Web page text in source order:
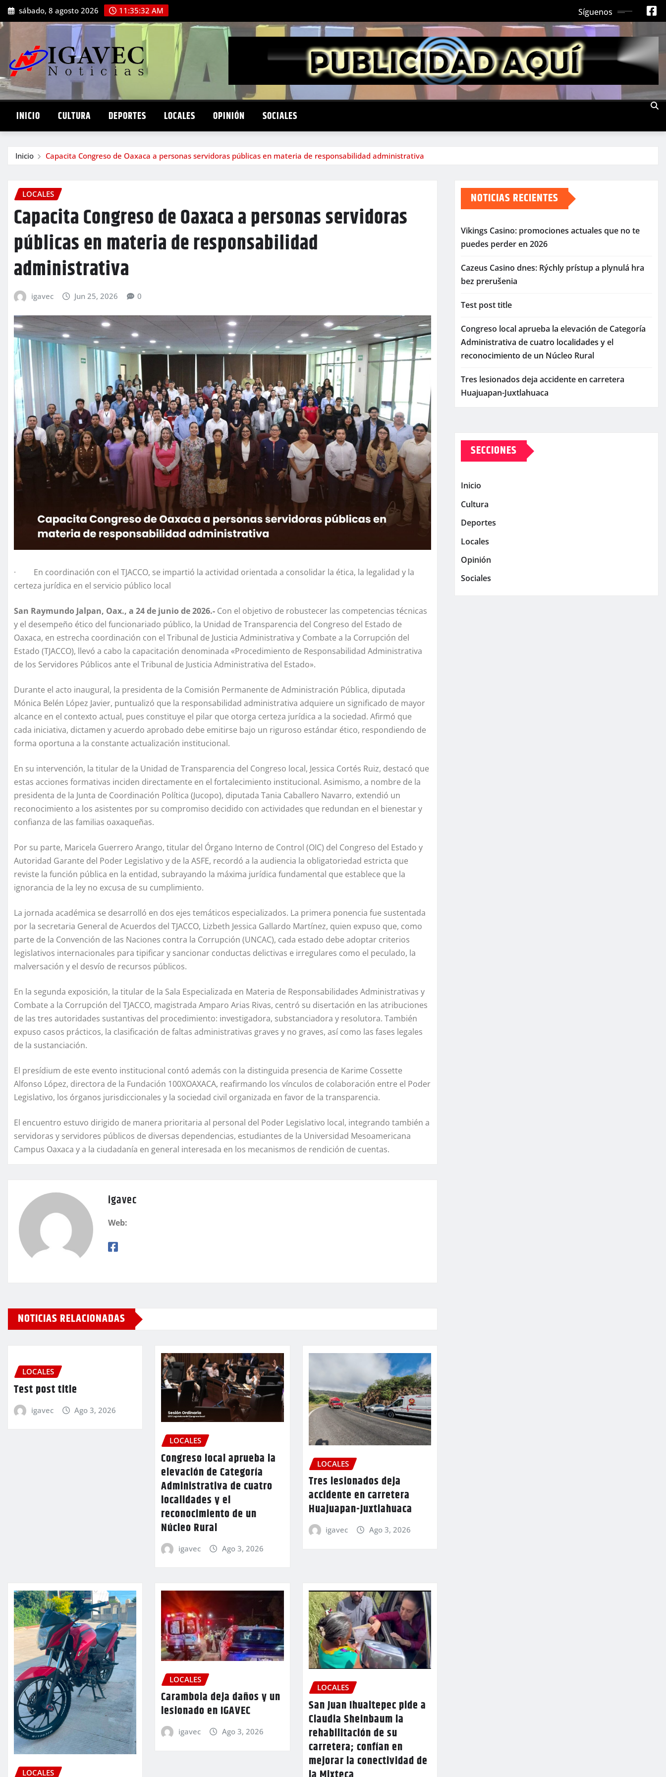
Saltar
al
contenido
sábado, 8 agosto 2026 11:35:33 AM Síguenos
INICIO CULTURA DEPORTES LOCALES OPINIÓN SOCIALES
Inicio Capacita Congreso de Oaxaca a personas servidoras públicas en materia de responsabilidad administrativa
LOCALES
Capacita Congreso de Oaxaca a personas servidoras
públicas en materia de responsabilidad
administrativa
igavec Jun 25, 2026 0
· En coordinación con el TJACCO, se impartió la actividad orientada a consolidar la ética, la legalidad y la
certeza jurídica en el servicio público local
San Raymundo Jalpan, Oax., a 24 de junio de 2026.- Con el objetivo de robustecer las competencias técnicas
y el desempeño ético del funcionariado público, la Unidad de Transparencia del Congreso del Estado de
Oaxaca, en estrecha coordinación con el Tribunal de Justicia Administrativa y Combate a la Corrupción del
Estado (TJACCO), llevó a cabo la capacitación denominada «Procedimiento de Responsabilidad Administrativa
de los Servidores Públicos ante el Tribunal de Justicia Administrativa del Estado».
Durante el acto inaugural, la presidenta de la Comisión Permanente de Administración Pública, diputada
Mónica Belén López Javier, puntualizó que la responsabilidad administrativa adquiere un significado de mayor
alcance en el contexto actual, pues constituye el pilar que otorga certeza jurídica a la sociedad. Afirmó que
cada iniciativa, dictamen y acuerdo aprobado debe emitirse bajo un riguroso estándar ético, respondiendo de
forma oportuna a la constante actualización institucional.
En su intervención, la titular de la Unidad de Transparencia del Congreso local, Jessica Cortés Ruiz, destacó que
estas acciones formativas inciden directamente en el fortalecimiento institucional. Asimismo, a nombre de la
presidenta de la Junta de Coordinación Política (Jucopo), diputada Tania Caballero Navarro, extendió un
reconocimiento a los asistentes por su compromiso decidido con actividades que redundan en el bienestar y
confianza de las familias oaxaqueñas.
Por su parte, Maricela Guerrero Arango, titular del Órgano Interno de Control (OIC) del Congreso del Estado y
Autoridad Garante del Poder Legislativo y de la ASFE, recordó a la audiencia la obligatoriedad estricta que
reviste la función pública en la entidad, subrayando la máxima jurídica fundamental que establece que la
ignorancia de la ley no excusa de su cumplimiento.
La jornada académica se desarrolló en dos ejes temáticos especializados. La primera ponencia fue sustentada
por la secretaria General de Acuerdos del TJACCO, Lizbeth Jessica Gallardo Martínez, quien expuso que, como
parte de la Convención de las Naciones contra la Corrupción (UNCAC), cada estado debe adoptar criterios
legislativos internacionales para tipificar y sancionar conductas delictivas e irregulares como el peculado, la
malversación y el desvío de recursos públicos.
En la segunda exposición, la titular de la Sala Especializada en Materia de Responsabilidades Administrativas y
Combate a la Corrupción del TJACCO, magistrada Amparo Arias Rivas, centró su disertación en las atribuciones
de las tres autoridades sustantivas del procedimiento: investigadora, substanciadora y resolutora. También
expuso casos prácticos, la clasificación de faltas administrativas graves y no graves, así como las fases legales
de la sustanciación.
El presídium de este evento institucional contó además con la distinguida presencia de Karime Cossette
Alfonso López, directora de la Fundación 100XOAXACA, reafirmando los vínculos de colaboración entre el Poder
Legislativo, los órganos jurisdiccionales y la sociedad civil organizada en favor de la transparencia.
El encuentro estuvo dirigido de manera prioritaria al personal del Poder Legislativo local, integrando también a
servidoras y servidores públicos de diversas dependencias, estudiantes de la Universidad Mesoamericana
Campus Oaxaca y a la ciudadanía en general interesada en los mecanismos de rendición de cuentas.
igavec
Web:
NOTICIAS RELACIONADAS
LOCALES
Test post title
igavec Ago 3, 2026
LOCALES
Congreso local aprueba la
elevación de Categoría
Administrativa de cuatro
localidades y el
reconocimiento de un
Núcleo Rural
igavec Ago 3, 2026
LOCALES
Tres lesionados deja
accidente en carretera
Huajuapan-Juxtlahuaca
igavec Ago 3, 2026
LOCALES
LOCALES
Carambola deja daños y un
lesionado en IGAVEC
igavec Ago 3, 2026
LOCALES
San Juan Ihualtepec pide a
Claudia Sheinbaum la
rehabilitación de su
carretera; confían en
mejorar la conectividad de
NOTICIAS RECIENTES
Vikings Casino: promociones actuales que no te
puedes perder en 2026
Cazeus Casino dnes: Rýchly prístup a plynulá hra
bez prerušenia
Test post title
Congreso local aprueba la elevación de Categoría
Administrativa de cuatro localidades y el
reconocimiento de un Núcleo Rural
Tres lesionados deja accidente en carretera
Huajuapan-Juxtlahuaca
SECCIONES
Inicio
Cultura
Deportes
Locales
Opinión
Sociales